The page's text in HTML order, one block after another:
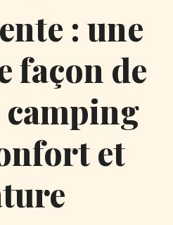
: une
façon de
et